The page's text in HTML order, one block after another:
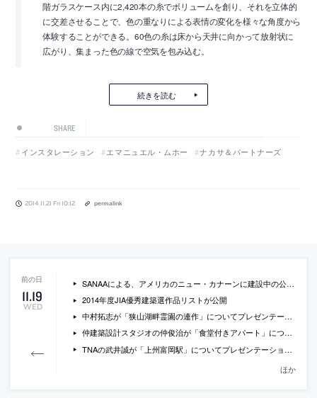
階ガラスケース内に2,420本の糸でボリュームを創り、それを立体的
に交差させることで、色の重なりによる表情の変化を様々な角度から
体験することができる。60色の糸は床から天井に向かって放射状に
広がり、集まった色の線で空気を包み込む。
続きを読む
SHARE
インスタレーション エマニュエル・ムホー ナカサ＆パートナーズ
2014.11.21 Fri 10:12 permalink
11.19
WED
SANAAによる、アメリカのニュー・カナーンに建設中の公園とその施設「グレース・ファーム・プロジェクト」の現場写真など
2014年度JIA優秀建築選作品リストが公開
中村拓志が「狭山湖畔霊園の連作」についてプレゼンテーションしている動画
仲建築設計スタジオの仲俊治が「食堂付きアパート」についてプレゼンテーションしている動画
TNAの武井誠が「上州富岡駅」についてプレゼンテーションしている動画
ほか